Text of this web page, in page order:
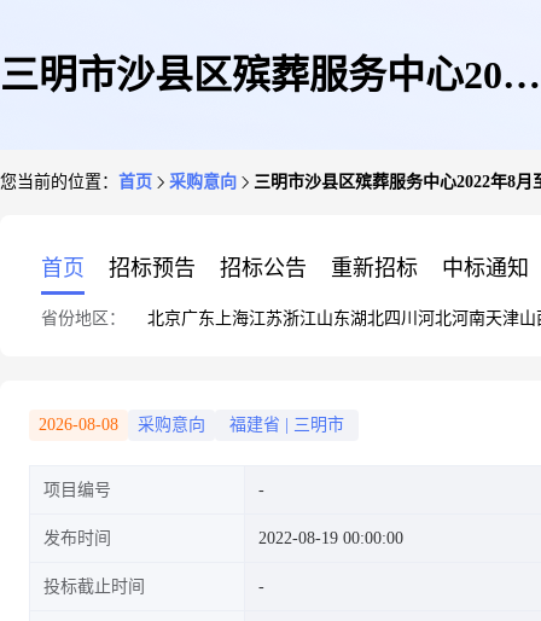
三明市沙县区殡葬服务中心2022
您当前的位置： 首页 采购意向 三明市沙县区殡葬服务中心2022年8月
首页 招标预告 招标公告 重新招标 中标通知
省份地区： 北京广东 上海江苏浙江山东湖北四川 河北河南天津山
2026-08-08 采购意向 福建省 三明市
项目编号
发布时间 2022-08-19 00:00:00
投标截止时间